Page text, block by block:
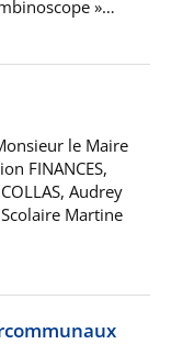
»…
le Maire
FINANCES,
Audrey
Martine